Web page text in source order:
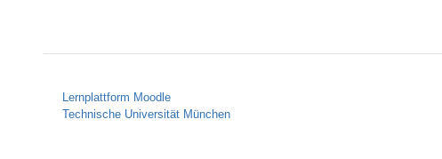
Lernplattform Moodle
Technische Universität München